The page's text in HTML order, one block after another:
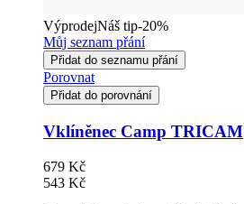
VýprodejNáš tip-20%
Můj seznam přání
Přidat do seznamu přání
Porovnat
Přidat do porovnání
Vklíněnec Camp TRICAM
679 Kč
543 Kč